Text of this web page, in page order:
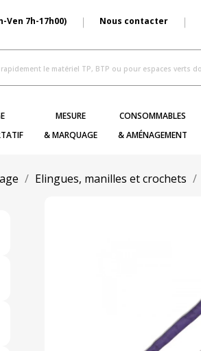
Ven 7h-17h00) Nous contacter
MESURE
& MARQUAGE
CONSOMMABLES
& AMÉNAGEMENT
Elingues, manilles et crochets